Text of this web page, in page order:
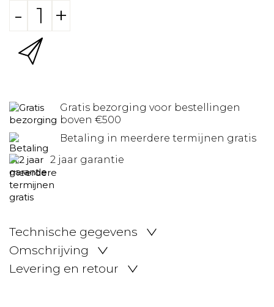
- +
Gratis bezorging voor bestellingen
boven €500
Betaling in meerdere termijnen gratis
2 jaar garantie
Technische gegevens
Omschrijving
Levering en retour